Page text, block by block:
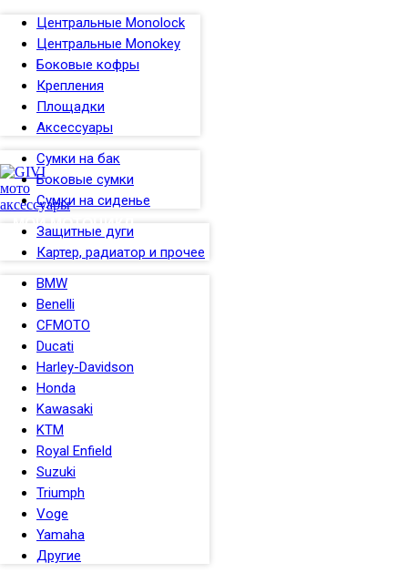
МОЙ МОТОЦИКЛ
СУМКИ
ТЕЛЕФОН И
НАВИГАТОР
ЗАЩИТА
ВЕТРОВЫЕ
СТЕКЛА
КОФРЫ
Центральные Monolock
Центральные Monokey
Боковые кофры
Крепления
Площадки
Аксессуары
Сумки на бак
Боковые сумки
Сумки на сиденье
Защитные дуги
Картер, радиатор и прочее
BMW
Benelli
CFMOTO
Ducati
Harley-Davidson
Honda
Kawasaki
KTM
Royal Enfield
Suzuki
Triumph
Voge
Yamaha
Другие